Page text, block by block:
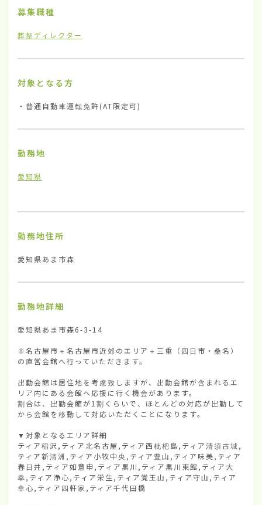
募集職種
葬祭ディレクター
対象となる方
・普通自動車運転免許(AT限定可)
勤務地
愛知県
勤務地住所
愛知県あま市森
勤務地詳細
愛知県あま市森6-3-14
※名古屋市＋名古屋市近郊のエリア＋三重（四日市・桑名）
の直営会館へ行っていただきます。
出勤会館は居住地を考慮致しますが、出勤会館が含まれるエ
リア内にある会館へ応援に行く機会があります。
割合は、出勤会館が1割くらいで、ほとんどの対応が出勤して
から会館を移動して対応いただくことになります。
▼対象となるエリア詳細
ティア稲沢,ティア北名古屋,ティア西枇杷島,ティア清須古城,
ティア新清洲,ティア小牧中央,ティア豊山,ティア味美,ティア
春日井,ティア如意申,ティア黒川,ティア黒川東館,ティア大
幸,ティア浄心,ティア栄生,ティア覚王山,ティア守山,ティア
幸心,ティア四軒家,ティア千代田橋